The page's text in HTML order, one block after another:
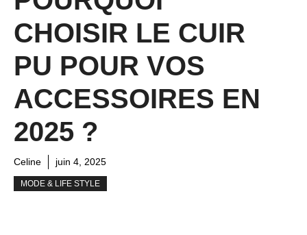
CHOISIR LE CUIR
PU POUR VOS
ACCESSOIRES EN
2025 ?
Celine juin 4, 2025
MODE & LIFE STYLE